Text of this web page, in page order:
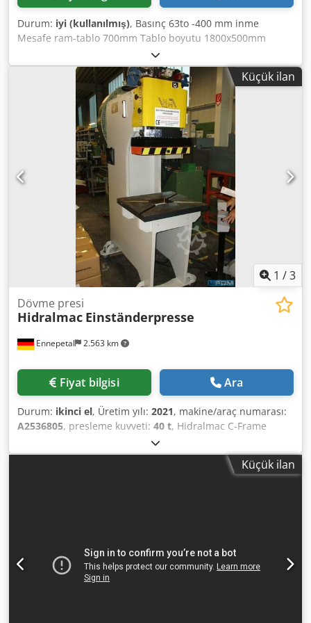
Durum: iyi (kullanılmış), Basınç 63to -400 mm inme
Mesafe ram-tablo 700mm Tablo boyutu 1800x500mm
Dkedpfech Dacsx Ankor MARCELS MAKİNE CH
Küçük ilan
1 /3
Ennepetal 2.563 km
Dövme presi
Hidralmac Einständerpresse
Fiyat bilgisi Ara
Durum: ikinci el, Üretim yılı: 2021, makine/araç numarası:
A2536805, presleme kuvveti: 40 t, Hidralmac C-Frame
Single Column Hydraulic Press – 40 t Forging Press – Stroke
250 mm For sale is a hydraulic single column press (C-
frame design) from Hidralmac, offering a pressing force of
==== Technical Data & Information: Hydraulic C-Frame
Press – 40 t ==== General Information - Manufacturer:
Hidralmac - Model: Single Column Press / Forging Press -
Küçük ilan